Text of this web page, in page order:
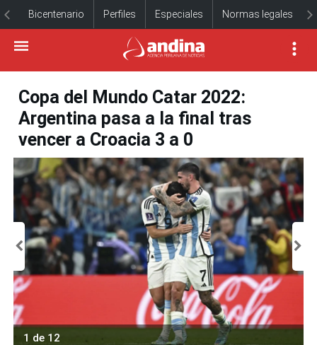
Bicentenario Perfiles Especiales Normas legales
Copa del Mundo Catar 2022:
Argentina pasa a la final tras
vencer a Croacia 3 a 0
1 de 12